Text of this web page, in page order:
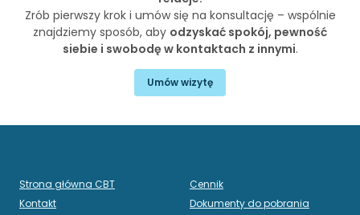
Zrób pierwszy krok i umów się na konsultację – wspólnie
znajdziemy sposób, aby odzyskać spokój, pewność
siebie i swobodę w kontaktach z innymi.
Umów wizytę
Strona główna CBT
Kontakt
Cennik
Dokumenty do pobrania